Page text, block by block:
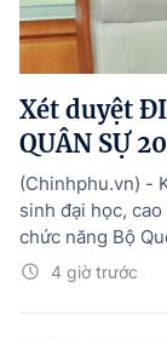
Xét duyệt
QUÂN SỰ
4 giờ trước
(Chinhphu.vn) -
sinh đại học,
chức năng Bộ